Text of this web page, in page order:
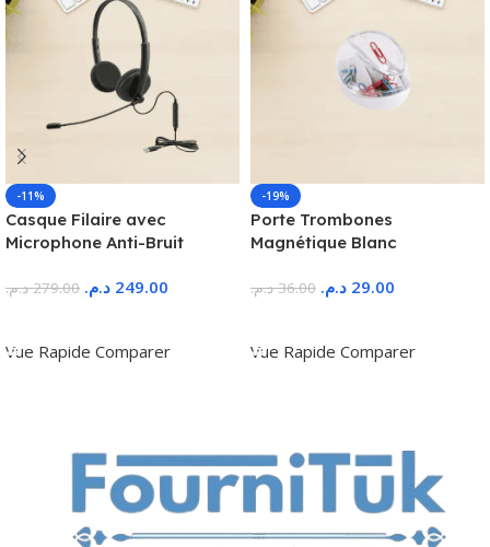
-11%
Casque Filaire avec
Microphone Anti-Bruit
279.00 د.م. 249.00 د.م.
Vue Rapide Comparer
-19%
Porte Trombones
Magnétique Blanc
36.00 د.م. 29.00 د.م.
Vue Rapide Comparer